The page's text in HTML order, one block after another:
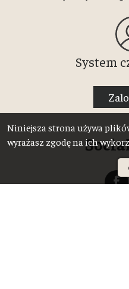
System
Niniejsza strona używa
wyrażasz zgodę na ich